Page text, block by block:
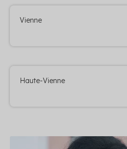
Vienne
Haute-Vienne